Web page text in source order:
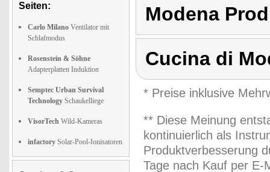
Seiten:
Carlo Milano Ventilator mit
Schlafmodus
Rosenstein & Söhne
Adapterplatten Induktion
Semptec Urban Survival
Technology Schaukelliege
VisorTech Wild-Kameras
infactory Solar-Pool-Ionisatoren
Modena
Cucina di
* Preise inklusive
** Diese Meinung
kontinuierlich als
Produktverbesserung
Tage nach Kauf per E-